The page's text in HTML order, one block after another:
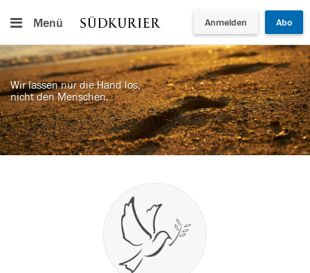
Menü Anmelden Abo
Wir lassen nur die Hand los,
nicht den Menschen.